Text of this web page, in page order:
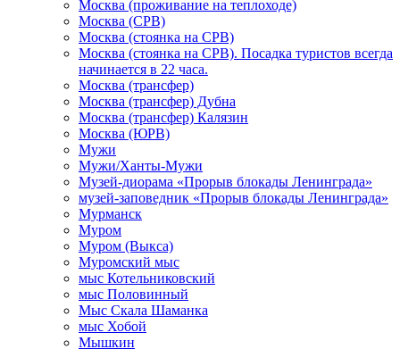
Москва (проживание на теплоходе)
Москва (СРВ)
Москва (стоянка на СРВ)
Москва (стоянка на СРВ). Посадка туристов всегда
начинается в 22 часа.
Москва (трансфер)
Москва (трансфер) Дубна
Москва (трансфер) Калязин
Москва (ЮРВ)
Мужи
Мужи/Ханты-Мужи
Музей-диорама «Прорыв блокады Ленинграда»
музей-заповедник «Прорыв блокады Ленинграда»
Мурманск
Муром
Муром (Выкса)
Муромский мыс
мыс Котельниковский
мыс Половинный
Мыс Скала Шаманка
мыс Хобой
Мышкин